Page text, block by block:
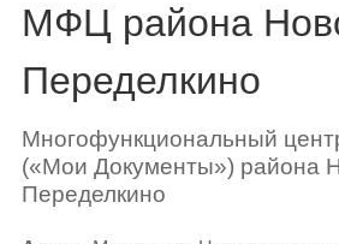
МФЦ района
Переделкино
Многофункциональный
(«Мои Документы») района
Переделкино